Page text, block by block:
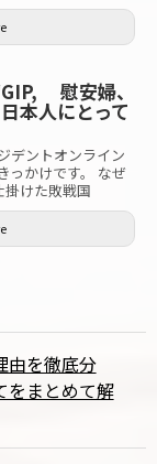
慰安婦、
本人にとって
デントオンライン
っかけです。 なぜ
掛けた敗戦国
由を徹底分
をまとめて解